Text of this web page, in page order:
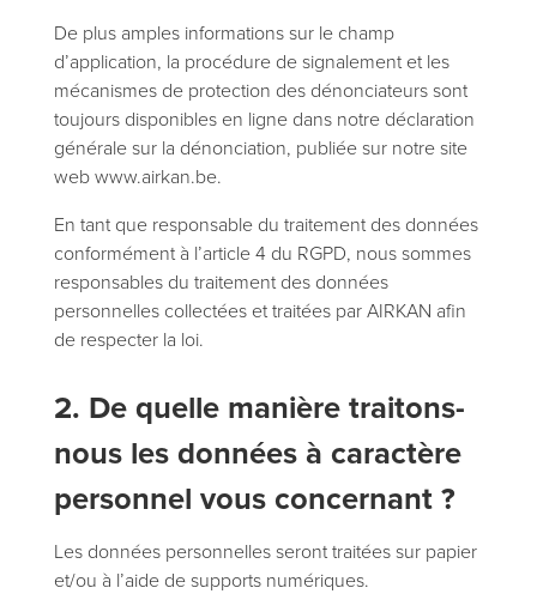
De plus amples informations sur le champ
d’application, la procédure de signalement et les
mécanismes de protection des dénonciateurs sont
toujours disponibles en ligne dans notre déclaration
générale sur la dénonciation, publiée sur notre site
web www.airkan.be.
En tant que responsable du traitement des données
conformément à l’article 4 du RGPD, nous sommes
responsables du traitement des données
personnelles collectées et traitées par AIRKAN afin
de respecter la loi.
2. De quelle manière traitons-
nous les données à caractère
personnel vous concernant ?
Les données personnelles seront traitées sur papier
et/ou à l’aide de supports numériques.